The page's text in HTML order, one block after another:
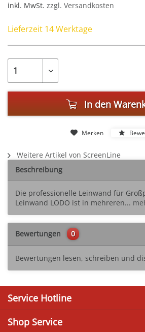
inkl. MwSt. zzgl. Versandkosten
Lieferzeit 14 Werktage
In den
Merken
Weitere Artikel von ScreenLine
Beschreibung
Die professionelle Leinwand für
Leinwand LODO ist in mehreren...
Bewertungen 0
Bewertungen lesen, schreiben und
Service Hotline
Shop Service